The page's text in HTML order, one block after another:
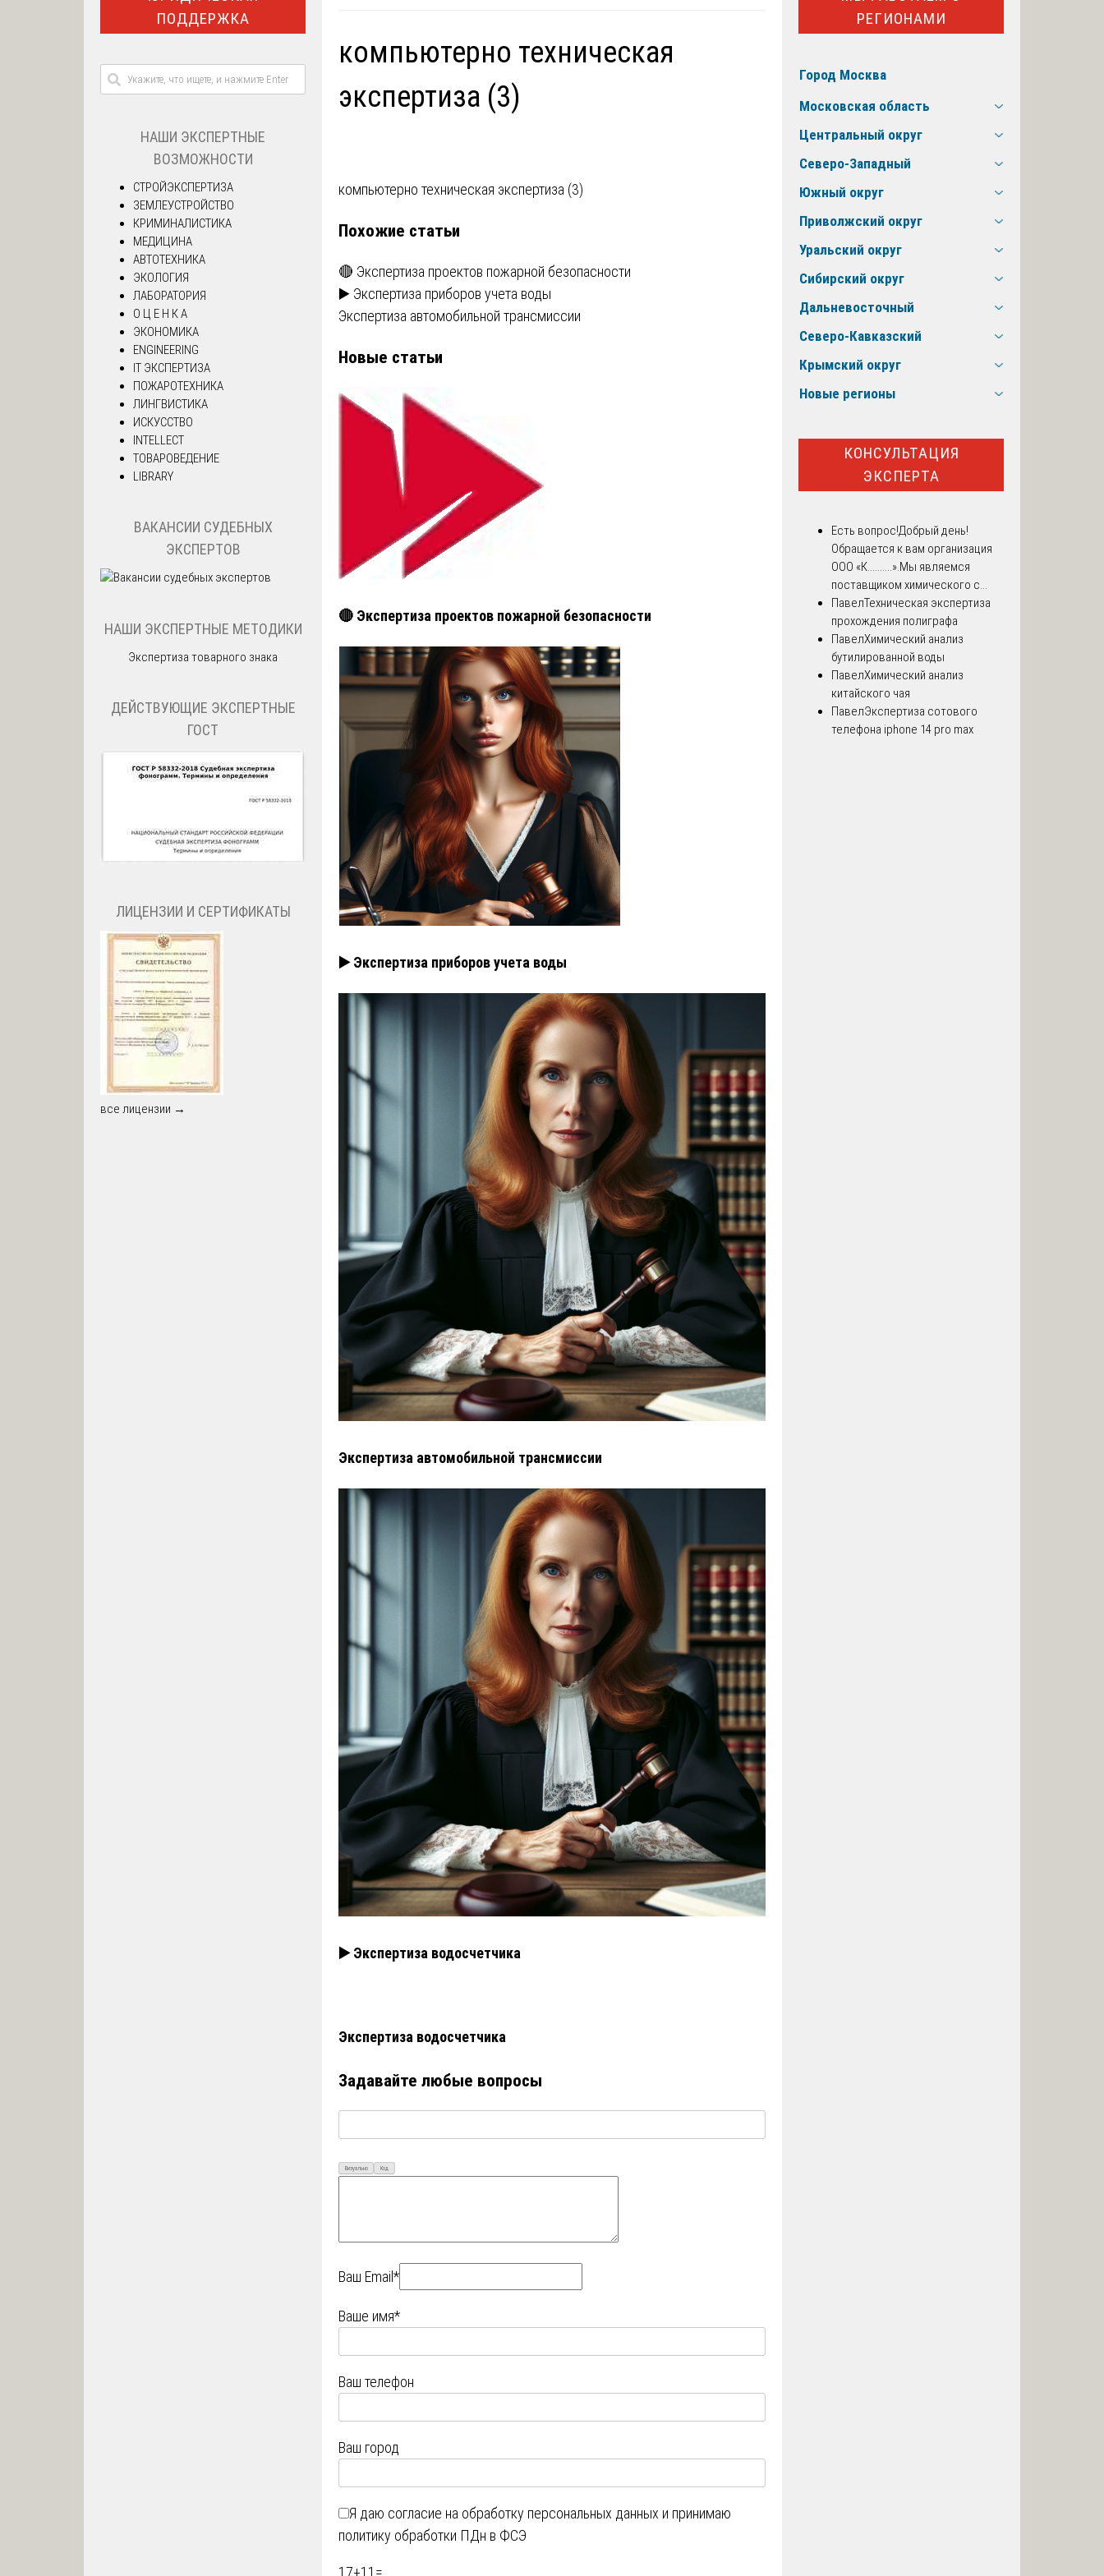
компьютерно техническая
экспертиза (3)
Навигация
по
записям
компьютерно техническая экспертиза (3)
Похожие статьи
🔴 Экспертиза проектов пожарной безопасности
▶️ Экспертиза приборов учета воды
Экспертиза автомобильной трансмиссии
Новые статьи
🔴 Экспертиза проектов пожарной безопасности
▶️ Экспертиза приборов учета воды
Экспертиза автомобильной трансмиссии
▶️ Экспертиза водосчетчика
Экспертиза водосчетчика
Задавайте любые вопросы
Визуально Код
Ваш Email*
Ваше имя*
Ваш телефон
Ваш город
Я даю согласие на обработку персональных данных и принимаю
политику обработки ПДн в ФСЭ
17+11 =
ПОДДЕРЖКА
НАШИ ЭКСПЕРТНЫЕ
ВОЗМОЖНОСТИ
СТРОЙЭКСПЕРТИЗА
ЗЕМЛЕУСТРОЙСТВО
КРИМИНАЛИСТИКА
МЕДИЦИНА
АВТОТЕХНИКА
ЭКОЛОГИЯ
ЛАБОРАТОРИЯ
О Ц Е Н К А
ЭКОНОМИКА
ENGINEERING
IT ЭКСПЕРТИЗА
ПОЖАРОТЕХНИКА
ЛИНГВИСТИКА
ИСКУССТВО
INTELLECT
ТОВАРОВЕДЕНИЕ
LIBRARY
ВАКАНСИИ СУДЕБНЫХ
ЭКСПЕРТОВ
НАШИ ЭКСПЕРТНЫЕ МЕТОДИКИ
Экспертиза товарного знака
ДЕЙСТВУЮЩИЕ ЭКСПЕРТНЫЕ
ГОСТ
ЛИЦЕНЗИИ И СЕРТИФИКАТЫ
все лицензии →
РЕГИОНАМИ
Город Москва
Московская область
Центральный округ
Северо-Западный
Южный округ
Приволжский округ
Уральский округ
Сибирский округ
Дальневосточный
Северо-Кавказский
Крымский округ
Новые регионы
КОНСУЛЬТАЦИЯ
ЭКСПЕРТА
Есть вопрос!Добрый день!
Обращается к вам организация
ООО «К..........».Мы являемся
поставщиком химического с...
ПавелТехническая экспертиза
прохождения полиграфа
ПавелХимический анализ
бутилированной воды
ПавелХимический анализ
китайского чая
ПавелЭкспертиза сотового
телефона iphone 14 pro max